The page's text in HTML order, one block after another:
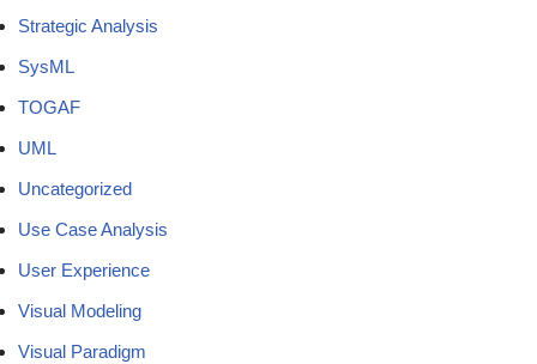
Strategic Analysis
SysML
TOGAF
UML
Uncategorized
Use Case Analysis
User Experience
Visual Modeling
Visual Paradigm